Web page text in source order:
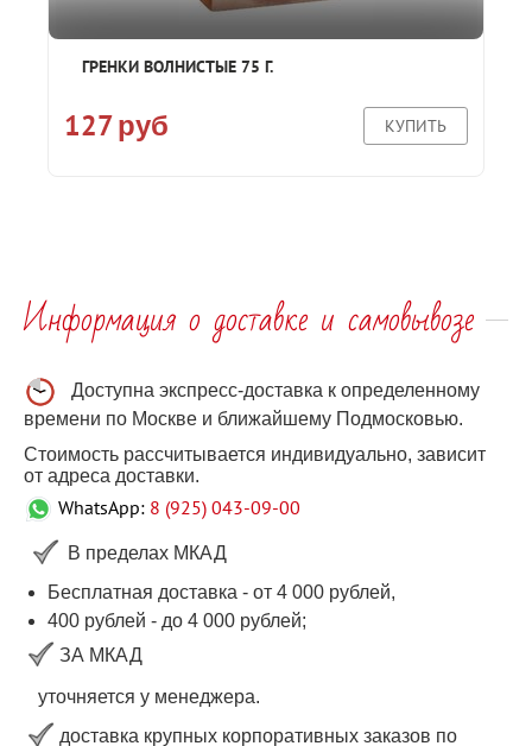
ГРЕНКИ ВОЛНИСТЫЕ 75 Г.
127 руб КУПИТЬ
Информация о доставке и самовывозе
Доступна экспресс-доставка к определенному
времени по Москве и ближайшему Подмосковью.
Стоимость рассчитывается индивидуально, зависит
от адреса доставки.
WhatsApp: 8 (925) 043-09-00
В пределах МКАД
Бесплатная доставка - от 4 000 рублей,
400 рублей - до 4 000 рублей;
ЗА МКАД
уточняется у менеджера.
доставка крупных корпоративных заказов по